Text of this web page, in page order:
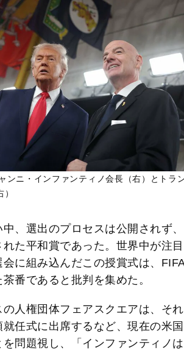
ンニ・インファンティノ会長（右）とトラ
、選出のプロセスは公開されず
た平和賞であった。世界中が注
に組み込んだこの授賞式は、
番であると批判を集めた。
人権団体フェアスクエアは、そ
就任式に出席するなど、現在の米
問題視し、「インファンティノ